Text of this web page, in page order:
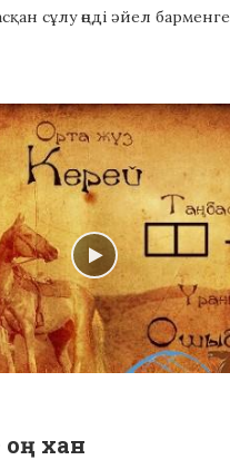
сұлу өңді әйел
хан